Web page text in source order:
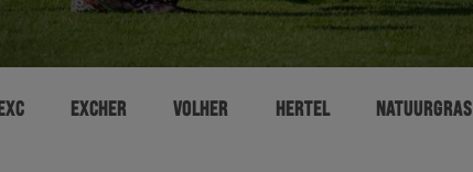
EXCHER VOLHER HERTEL NATUURGRAS